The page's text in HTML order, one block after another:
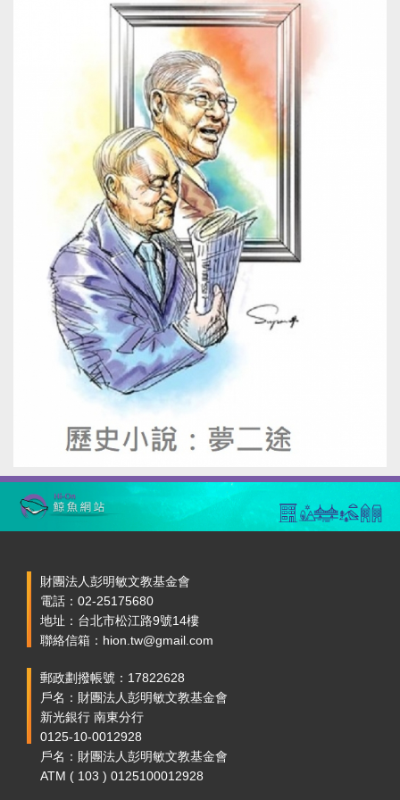
財團法人彭明敏文教基金會
電話：02-25175680
地址：台北市松江路9號14樓
聯絡信箱：hion.tw@gmail.com
郵政劃撥帳號：17822628
戶名：財團法人彭明敏文教基金會
新光銀行 南東分行
0125-10-0012928
戶名：財團法人彭明敏文教基金會
ATM ( 103 ) 0125100012928